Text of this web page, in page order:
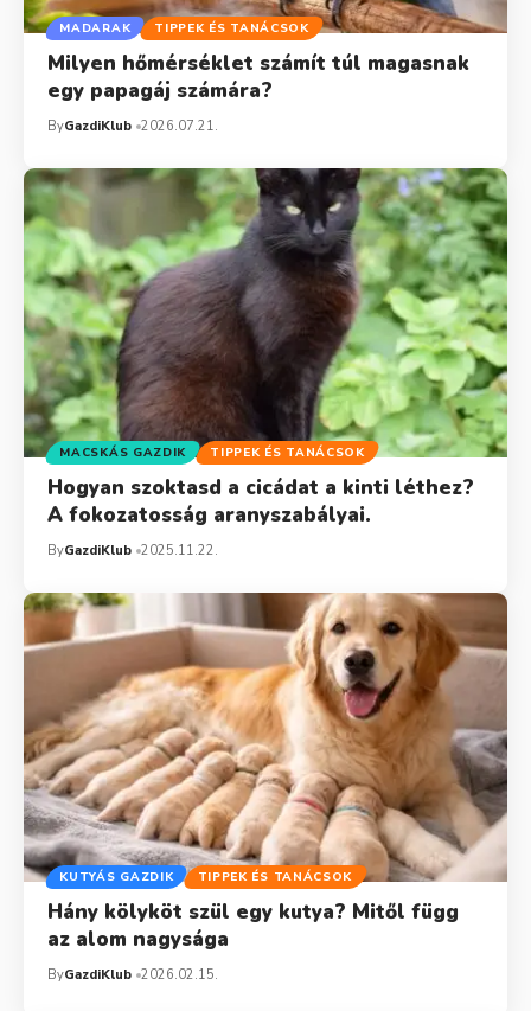
MADARAK TIPPEK ÉS TANÁCSOK
Milyen hőmérséklet számít túl magasnak
egy papagáj számára?
ByGazdiKlub 2026.07.21.
MACSKÁS GAZDIK TIPPEK ÉS TANÁCSOK
Hogyan szoktasd a cicádat a kinti léthez?
A fokozatosság aranyszabályai.
ByGazdiKlub 2025.11.22.
KUTYÁS GAZDIK TIPPEK ÉS TANÁCSOK
Hány kölyköt szül egy kutya? Mitől függ
az alom nagysága
ByGazdiKlub 2026.02.15.